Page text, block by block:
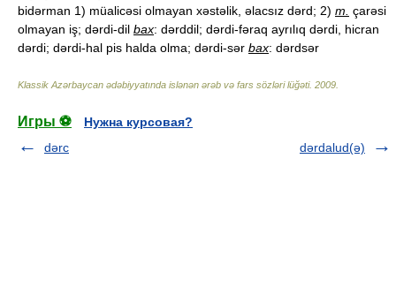
bidərman 1) müalicəsi olmayan xəstəlik, əlacsız dərd; 2) m. çarəsi
olmayan iş; dərdi-dil bax: dərddil; dərdi-fəraq ayrılıq dərdi, hicran
dərdi; dərdi-hal pis halda olma; dərdi-sər bax: dərdsər
Klassik Azərbaycan ədəbiyyatında islənən ərəb və fars sözləri lüğəti. 2009
Игры ⚽
Нужна курсовая?
dərc
dərdalud(ə)